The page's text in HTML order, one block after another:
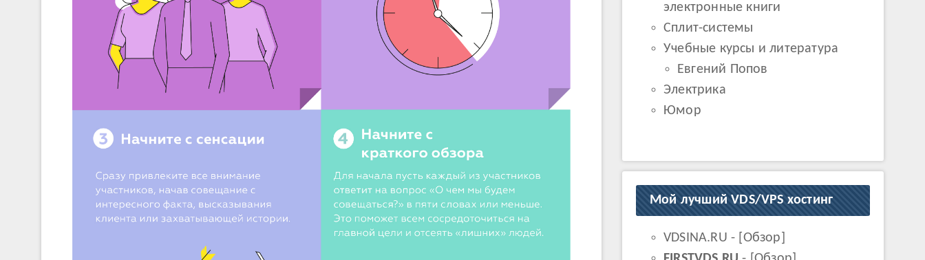
электронные книги
Сплит-системы
Учебные курсы и литература
Евгений Попов
Электрика
Юмор
Мой лучший VDS/VPS хостинг
VDSINA.RU - [ Обзор